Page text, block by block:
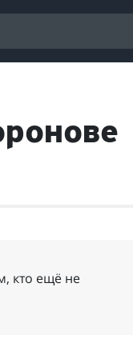
кто ещё не